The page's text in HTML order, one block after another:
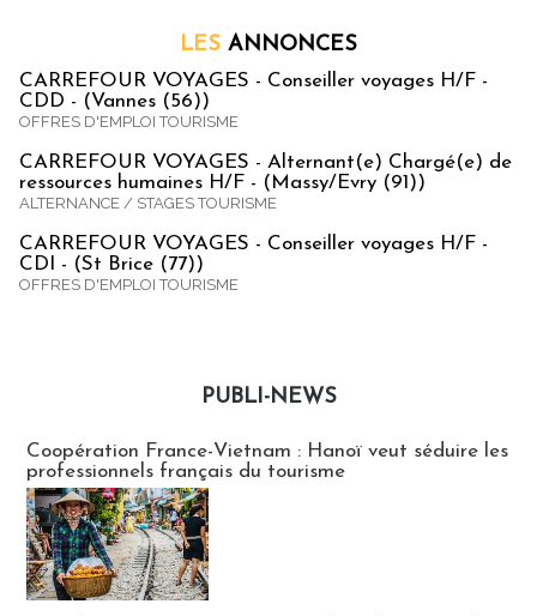
LES ANNONCES
CARREFOUR VOYAGES - Conseiller voyages H/F -
CDD - (Vannes (56))
OFFRES D'EMPLOI TOURISME
CARREFOUR VOYAGES - Alternant(e) Chargé(e) de
ressources humaines H/F - (Massy/Evry (91))
ALTERNANCE / STAGES TOURISME
CARREFOUR VOYAGES - Conseiller voyages H/F -
CDI - (St Brice (77))
OFFRES D'EMPLOI TOURISME
PUBLI-NEWS
Coopération France-Vietnam : Hanoï veut séduire les
professionnels français du tourisme